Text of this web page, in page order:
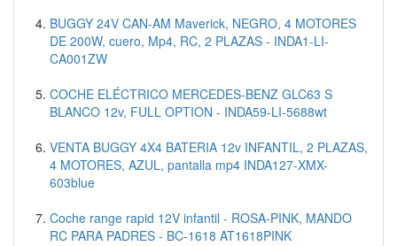
BUGGY 24V CAN-AM Maverick, NEGRO, 4 MOTORES
DE 200W, cuero, Mp4, RC, 2 PLAZAS - INDA1-LI-
CA001ZW
COCHE ELÉCTRICO MERCEDES-BENZ GLC63 S
BLANCO 12v, FULL OPTION - INDA59-LI-5688wt
VENTA BUGGY 4X4 BATERIA 12v INFANTIL, 2 PLAZAS,
4 MOTORES, AZUL, pantalla mp4 INDA127-XMX-
603blue
Coche range rapid 12V infantil - ROSA-PINK, MANDO
RC PARA PADRES - BC-1618 AT1618PINK